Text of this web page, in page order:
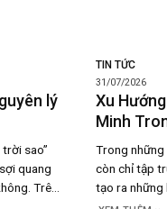
lý
sao”
quang
Trên
TIN TỨC
31/07/2026
Xu
Minh
Trong những
còn chỉ tập
tạo ra những